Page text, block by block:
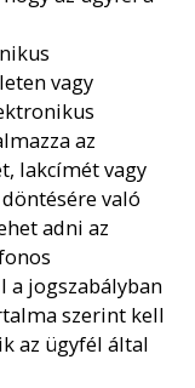
vagy
az
lakcímét vagy
való
adni az
a jogszabályban
szerint kell
az ügyfél által